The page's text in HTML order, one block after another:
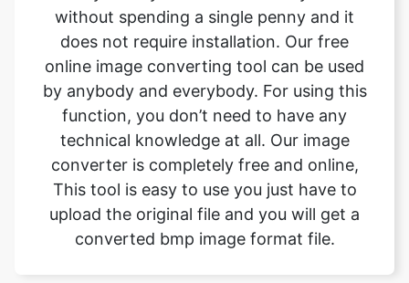
by anybody and everybody. For using this
function, you don’t need to have any
technical knowledge at all. Our image
converter is completely free and online,
This tool is easy to use you just have to
upload the original file and you will get a
converted bmp image format file.
Can this tool be used on any